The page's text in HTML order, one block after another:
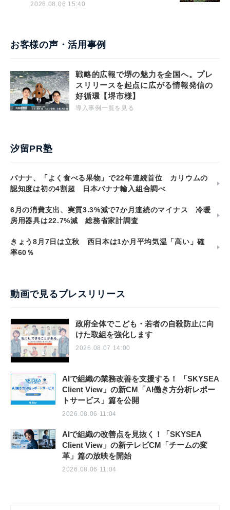
2026.08.06 15:40
お客様の声・活用事例
戦略的広報で堺の魅力を全国へ。プレ
スリリースを起点に広がる情報発信の
好循環【堺市様】
導入事例一覧を見る
汐留PR塾
バナナ、「よく食べる果物」で22年連続首位 カリウムの
認知度は初の4割超 日本バナナ輸入組合調べ
6月の消費支出、実質3.3%減で7か月連続のマイナス 冷暖
房用器具は22.7%減 総務省家計調査
きょう8月7日は立秋 西日本は1か月平均気温「高い」確
率60％
動画で見るプレスリリース
政府全体でこども・若者の自殺防止に向
けた取組を強化します
2026.08.07 14:00
AIで組織の業務改善を支援する！ 「SKYSEA
Client View」の新CM「AI働き方分析レポー
トサービス」篇を公開
2026.08.06 11:04
AIで組織の改善点を見抜く！「SKYSEA
Client View」の新テレビCM「チームの変
革」篇の放映を開始
2026.08.06 11:04